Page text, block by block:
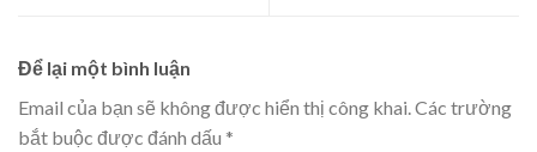
Để lại một bình luận
Email của bạn sẽ không được hiển thị công khai.Các trường
bắt buộc được đánh dấu *